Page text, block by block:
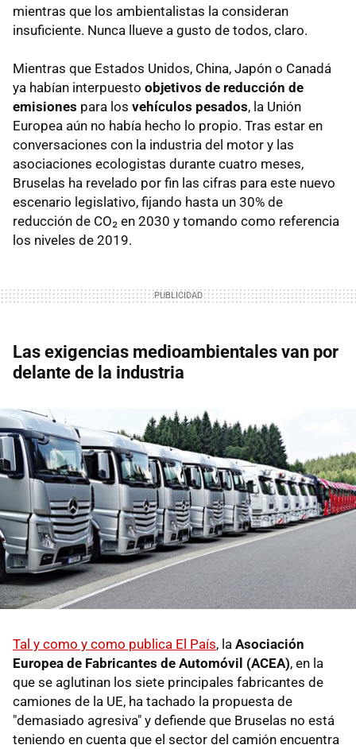
mientras que los ambientalistas la consideran
insuficiente. Nunca llueve a gusto de todos, claro.
Mientras que Estados Unidos, China, Japón o Canadá
ya habían interpuesto objetivos de reducción de
emisiones para los vehículos pesados, la Unión
Europea aún no había hecho lo propio. Tras estar en
conversaciones con la industria del motor y las
asociaciones ecologistas durante cuatro meses,
Bruselas ha revelado por fin las cifras para este nuevo
escenario legislativo, fijando hasta un 30% de
reducción de CO₂ en 2030 y tomando como referencia
los niveles de 2019.
Las exigencias medioambientales van por
delante de la industria
Tal y como y como publica El País, la Asociación
Europea de Fabricantes de Automóvil (ACEA), en la
que se aglutinan los siete principales fabricantes de
camiones de la UE, ha tachado la propuesta de
"demasiado agresiva" y defiende que Bruselas no está
teniendo en cuenta que el sector del camión encuentra